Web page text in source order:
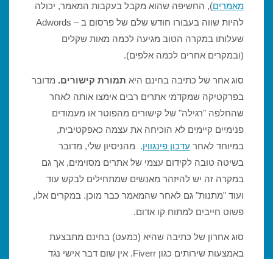
מאמרים), החשיפה שהוא מקבל בעקבות המאמר, יכולה
להיות שווה בעבורו חודש שלם של פרסום ב – Adwords
שעלותו במקרה הטוב מגיעה לכמה מאות שקלים
(ובמקרים אחרים לכמה אלפים).
סוג אחר של כתיבה בחינם היא תמורת קישורים. מדובר
בפרקטיקה שמקדמי אתרים רבים אימצו אותה לאחר
שהחלפה "רגילה" של קישורים מהפוטר או מעמודים
פנימיים קיימים לא הוכיחה את עצמה כאפקטיבית,
במיוחד לאחר עדכון פינגווין. מהניסיון שלי, מדובר
בשיטה טובה לקידום עצמי של אתרים מסוימים, אך גם
במקרה זה יש להיזהר מאנשים שמתחילים לבקש עוד
ועוד "מתנות" גם לאחר שהמאמר כבר מוכן. במקרים אלו,
פשוט חייבים למתוח קו אדום.
סוג אחרון של כתיבה שהיא (כמעט) בחינם מתבצעת
באמצעות שירותים כגון Fiverr. אין שום דבר אישי נגד